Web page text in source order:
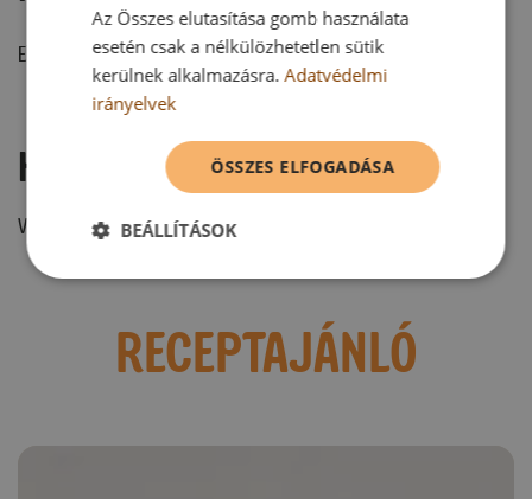
Ehhez a recepthez még nem érkezett hozzászólás.
Hozzászólás írása
Vélemény írásához, kérjük,jelentkezz be!
RECEPTAJÁNLÓ
Az Összes elutasítása gomb használata
esetén csak a nélkülözhetetlen sütik
kerülnek alkalmazásra.Adatvédelmi
irányelvek
ÖSSZES ELFOGADÁSA
BEÁLLÍTÁSOK